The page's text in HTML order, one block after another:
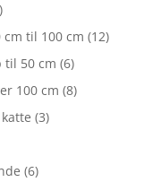
til 100 cm (12)
til 50 cm (6)
100 cm (8)
(3)
(6)